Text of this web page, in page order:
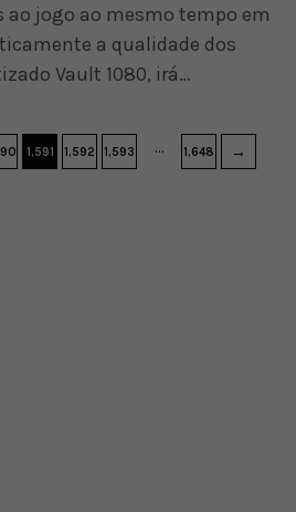
ao jogo ao mesmo tempo em
a qualidade dos
Vault 1080, irá…
1,591 1,592 1,593 … 1,648 →